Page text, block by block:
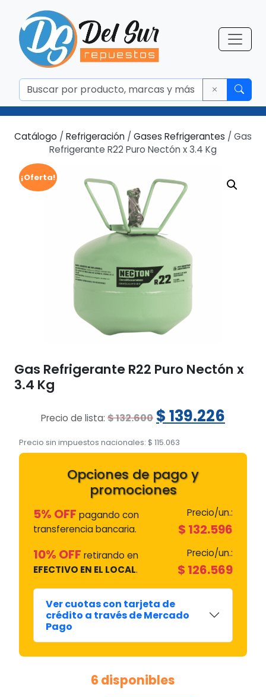
¡Oferta!
Catálogo / Refrigeración / Gases Refrigerantes / Gas
Refrigerante R22 Puro Nectón x 3.4 Kg
Gas Refrigerante R22 Puro Nectón x
3.4 Kg
Precio de lista: $132.600 El
precio
original
era:
$ 132.600.
$139.226
$
Precio sin impuestos nacionales: $ 115.063
Opciones de pago y
promociones
5% OFF pagando con
transferencia bancaria.
Precio/un.:
$ 132.596
10% OFF retirando en
EFECTIVO EN EL LOCAL.
Precio/un.:
$ 126.569
Ver cuotas con tarjeta de
crédito a través de Mercado
Pago
6 disponibles